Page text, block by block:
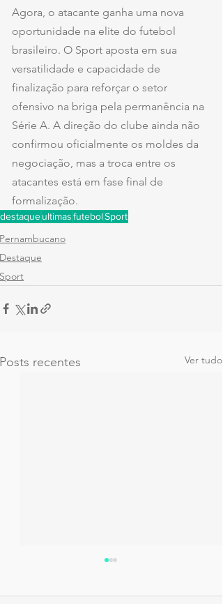
Agora, o atacante ganha uma nova
oportunidade na elite do futebol
brasileiro. O Sport aposta em sua
versatilidade e capacidade de
finalização para reforçar o setor
ofensivo na briga pela permanência na
Série A. A direção do clube ainda não
confirmou oficialmente os moldes da
negociação, mas a troca entre os
atacantes está em fase final de
formalização.
destaqueultimasfutebolSport
Pernambucano
Destaque
Sport
Posts recentes Ver tudo